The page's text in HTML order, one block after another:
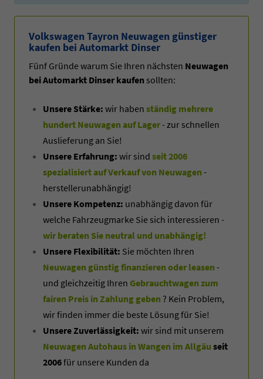
Volkswagen Tayron Neuwagen günstiger
kaufen bei Automarkt Dinser
Fünf Gründe warum Sie Ihren nächsten Neuwagen
bei Automarkt Dinser kaufen sollten:
Unsere Stärke: wir haben ständig mehrere
hundert Neuwagen auf Lager- zur schnellen
Auslieferung an Sie!
Unsere Erfahrung: wir sind seit 2006
spezialisiert auf Verkauf von Neuwagen -
herstellerunabhängig!
Unsere Kompetenz: unabhängig davon für
welche Fahrzeugmarke Sie sich interessieren -
wir beraten Sie neutral und unabhängig!
Unsere Flexibilität: Sie möchten Ihren
Neuwagen günstig finanzieren oder leasen -
und gleichzeitig Ihren Gebrauchtwagen zum
fairen Preis in Zahlung geben ? Kein Problem,
wir finden immer die beste Lösung für Sie!
Unsere Zuverlässigkeit: wir sind mit unserem
Neuwagen Autohaus in Wangen im Allgäu seit
2006für unsere Kunden da